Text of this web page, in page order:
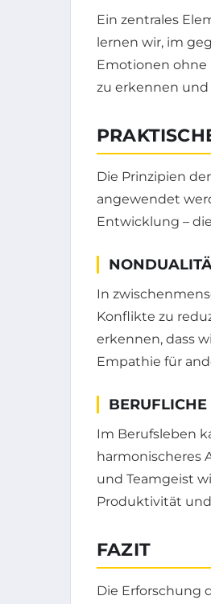
Ein zentrales
lernen wir, im
Emotionen ohne
zu erkennen und
Die Prinzipien
angewendet
Entwicklung –
In
Konflikte zu
erkennen, dass
Empathie für
Im Berufsleben
harmonischeres
und Teamgeist
Produktivität
FAZIT
Die Erforschung